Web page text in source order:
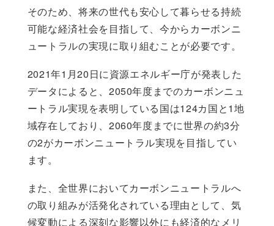
そのため、将来の世代も安心して暮らせる持続
可能な経済社会を目指して、今からカーボンニ
ュートラルの実現に取り組むことが必要です。
2021年1月20日に資源エネルギー庁が発表した
データによると、2050年度までのカーボンニュ
ートラル実現を表明している国は124カ国と1地
域存在しており、2060年度までに世界の約3分
の2がカーボンニュートラル実現を目指してい
ます。
また、全世界においてカーボンニュートラルへ
の取り組みが活発化されている理由として、気
候変動による深刻な影響以外にも経済的なメリ